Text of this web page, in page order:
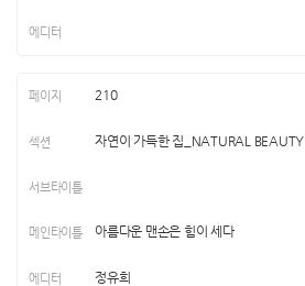
210
자연이 가득한 집_NATURAL BEAUTY
아름다운 맨손은 힘이 세다
정유희